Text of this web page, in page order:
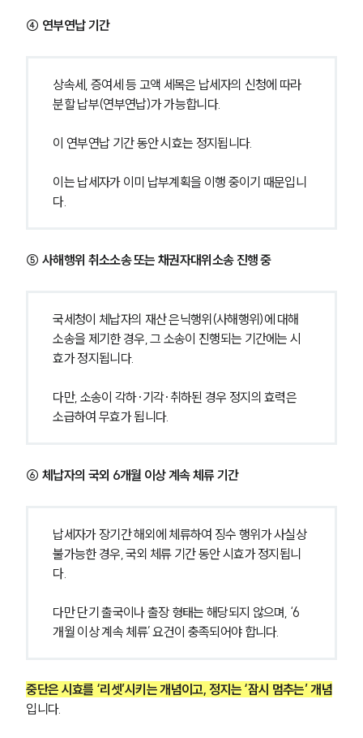
④ 연부연납 기간
상속세, 증여세 등 고액 세목은 납세자의 신청에 따라
분할 납부(연부연납)가 가능합니다.
이 연부연납 기간 동안 시효는 정지됩니다.
이는 납세자가 이미 납부계획을 이행 중이기 때문입니
다.
⑤ 사해행위 취소소송 또는 채권자대위소송 진행 중
국세청이 체납자의 재산 은닉행위(사해행위)에 대해
소송을 제기한 경우, 그 소송이 진행되는 기간에는 시
효가 정지됩니다.
다만, 소송이 각하·기각·취하된 경우 정지의 효력은
소급하여 무효가 됩니다.
⑥ 체납자의 국외 6개월 이상 계속 체류 기간
납세자가 장기간 해외에 체류하여 징수 행위가 사실상
불가능한 경우, 국외 체류 기간 동안 시효가 정지됩니
다.
다만 단기 출국이나 출장 형태는 해당되지 않으며, ‘6
개월 이상 계속 체류’ 요건이 충족되어야 합니다.
중단은 시효를 ‘리셋’시키는 개념이고, 정지는 ‘잠시 멈추는’ 개념
입니다.